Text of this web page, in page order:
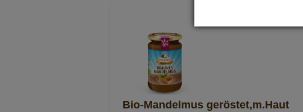
Bio-Mandelmus geröstet,m.Haut